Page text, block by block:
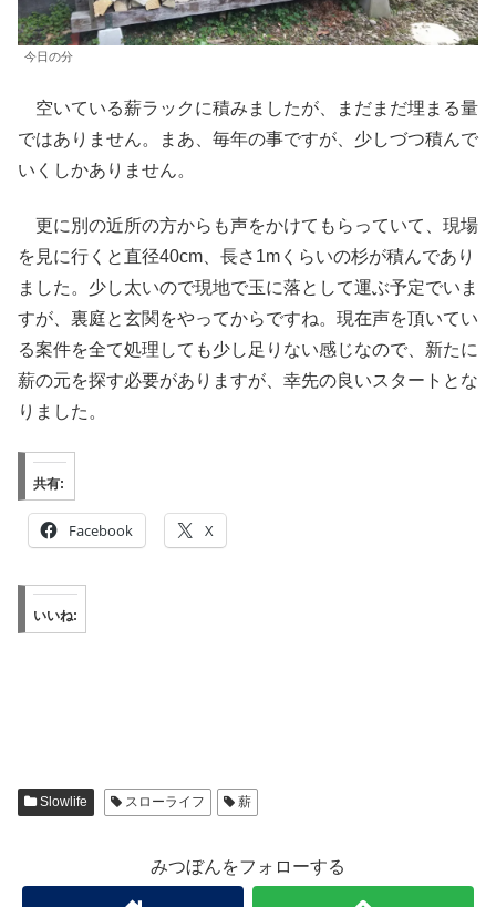
今日の分
空いている薪ラックに積みましたが、まだまだ埋まる量
ではありません。まあ、毎年の事ですが、少しづつ積んで
いくしかありません。
更に別の近所の方からも声をかけてもらっていて、現場
を見に行くと直径40cm、長さ1mくらいの杉が積んであり
ました。少し太いので現地で玉に落として運ぶ予定でいま
すが、裏庭と玄関をやってからですね。現在声を頂いてい
る案件を全て処理しても少し足りない感じなので、新たに
薪の元を探す必要がありますが、幸先の良いスタートとな
りました。
共有:
Facebook X
いいね:
Slowlife スローライフ 薪
みつぼんをフォローする